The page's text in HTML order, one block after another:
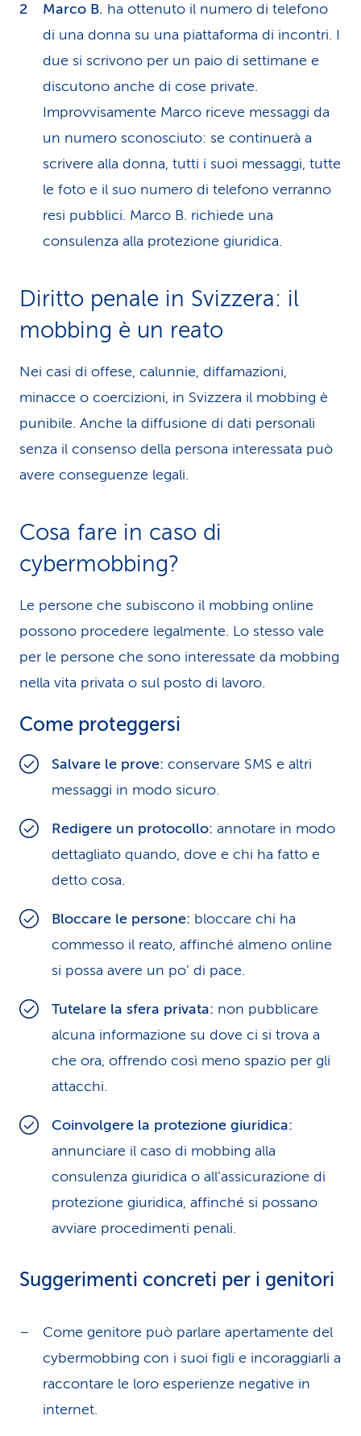
Marco B. ha ottenuto il numero di telefono
di una donna su una piattaforma di incontri. I
due si scrivono per un paio di settimane e
discutono anche di cose private.
Improvvisamente Marco riceve messaggi da
un numero sconosciuto: se continuerà a
scrivere alla donna, tutti i suoi messaggi, tutte
le foto e il suo numero di telefono verranno
resi pubblici. Marco B. richiede una
consulenza alla protezione giuridica.
Diritto penale in Svizzera: il
mobbing è un reato
Nei casi di offese, calunnie, diffamazioni,
minacce o coercizioni, in Svizzera il mobbing è
punibile. Anche la diffusione di dati personali
senza il consenso della persona interessata può
avere conseguenze legali.
Cosa fare in caso di
cybermobbing?
Le persone che subiscono il mobbing online
possono procedere legalmente. Lo stesso vale
per le persone che sono interessate da mobbing
nella vita privata o sul posto di lavoro.
Come proteggersi
Salvare le prove: conservare SMS e altri
messaggi in modo sicuro.
Redigere un protocollo: annotare in modo
dettagliato quando, dove e chi ha fatto e
detto cosa.
Bloccare le persone: bloccare chi ha
commesso il reato, affinché almeno online
si possa avere un po’ di pace.
Tutelare la sfera privata: non pubblicare
alcuna informazione su dove ci si trova a
che ora, offrendo così meno spazio per gli
attacchi.
Coinvolgere la protezione giuridica:
annunciare il caso di mobbing alla
consulenza giuridica o all’assicurazione di
protezione giuridica, affinché si possano
avviare procedimenti penali.
Suggerimenti concreti per i genitori
Come genitore può parlare apertamente del
cybermobbing con i suoi figli e incoraggiarli a
raccontare le loro esperienze negative in
internet.